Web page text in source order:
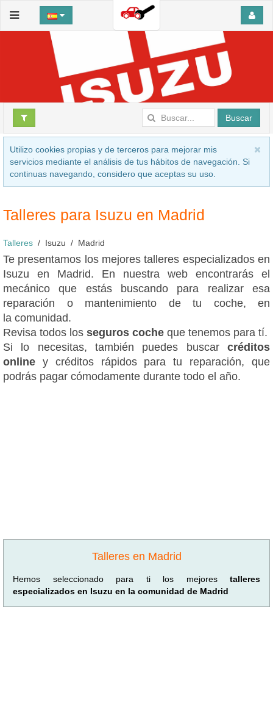
Buscar
Utilizo cookies propias y de terceros para mejorar mis
servicios mediante el análisis de tus hábitos de navegación. Si
continuas navegando, considero que aceptas su uso.
Talleres para Isuzu en Madrid
Talleres Isuzu Madrid
Te presentamos los mejores talleres especializados en
Isuzu en Madrid. En nuestra web encontrarás el
mecánico que estás buscando para realizar esa
reparación o mantenimiento de tu coche, en
la comunidad.
Revisa todos los seguros coche que tenemos para tí.
Si lo necesitas, también puedes buscar créditos
online y créditos rápidos para tu reparación, que
podrás pagar cómodamente durante todo el año.
Talleres en Madrid
Hemos seleccionado para ti los mejores talleres
especializados en Isuzu en la comunidad de Madrid